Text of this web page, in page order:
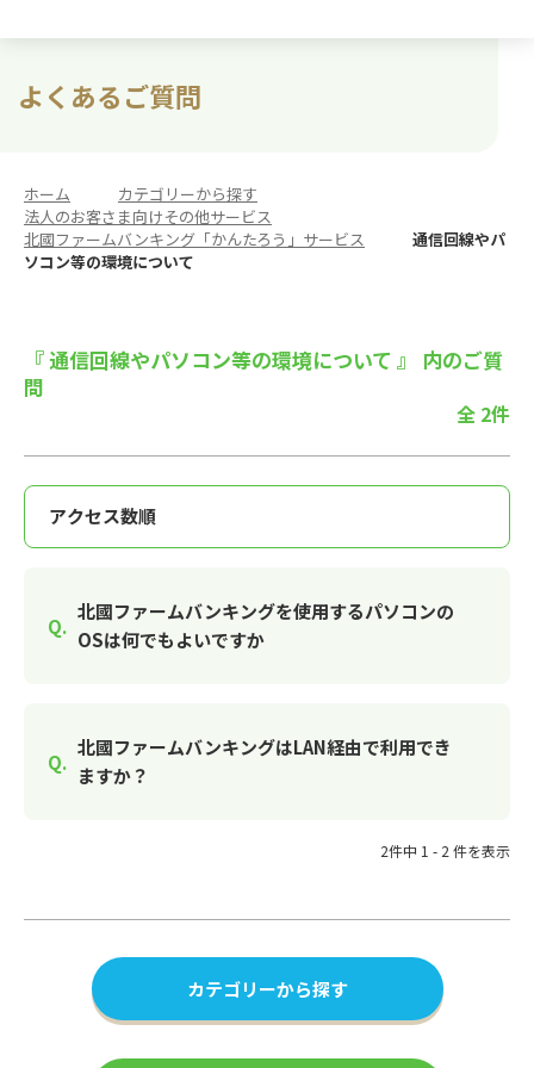
よくあるご質問
ホーム カテゴリーから探す
法人のお客さま向けその他サービス
北國ファームバンキング「かんたろう」サービス
通信回線やパ
ソコン等の環境について
『 通信回線やパソコン等の環境について 』 内のご質
問
全 2件
北國ファームバンキングを使用するパソコンの
OSは何でもよいですか
北國ファームバンキングはLAN経由で利用でき
ますか？
2件中 1 - 2 件を表示
カテゴリーから探す